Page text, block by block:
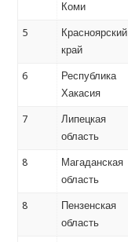
Коми
5
Красноярский
край
6
Республика
Хакасия
7
Липецкая
область
8
Магаданская
область
8
Пензенская
область